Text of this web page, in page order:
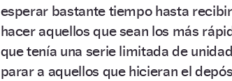
esperar bastante tiempo hasta
hacer aquellos que sean los más
que tenía una serie limitada de
parar a aquellos que hicieran el